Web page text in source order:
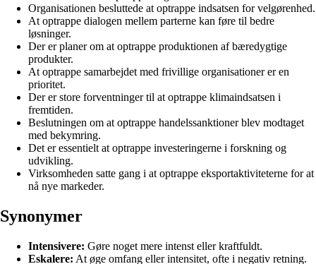
Organisationen besluttede at optrappe indsatsen for velgørenhed.
At optrappe dialogen mellem parterne kan føre til bedre
løsninger.
Der er planer om at optrappe produktionen af bæredygtige
produkter.
At optrappe samarbejdet med frivillige organisationer er en
prioritet.
Der er store forventninger til at optrappe klimaindsatsen i
fremtiden.
Beslutningen om at optrappe handelssanktioner blev modtaget
med bekymring.
Det er essentielt at optrappe investeringerne i forskning og
udvikling.
Virksomheden satte gang i at optrappe eksportaktiviteterne for at
nå nye markeder.
Synonymer
Intensivere: Gøre noget mere intenst eller kraftfuldt.
Eskalere: At øge omfang eller intensitet, ofte i negativ retning.